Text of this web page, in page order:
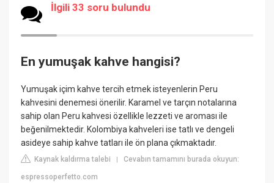
İlgili 33 soru bulundu
En yumuşak kahve hangisi?
Yumuşak içim kahve tercih etmek isteyenlerin Peru
kahvesini denemesi önerilir. Karamel ve tarçın notalarına
sahip olan Peru kahvesi özellikle lezzeti ve aroması ile
beğenilmektedir. Kolombiya kahveleri ise tatlı ve dengeli
asideye sahip kahve tatları ile ön plana çıkmaktadır.
Kaynak kaldırma talebi |Cevabın tamamını burada okuyun:
espressoperfetto.com